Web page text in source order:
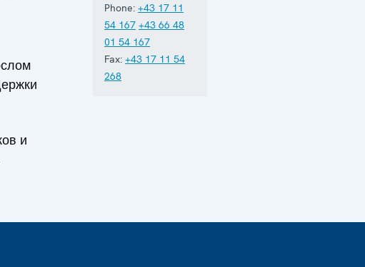
и
Phone: +43 17 11
54 167 +43 66 48
01 54 167
Fax: +43 17 11 54
268